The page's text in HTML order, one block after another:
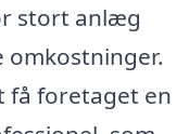
stort anlæg
omkostninger.
få foretaget en